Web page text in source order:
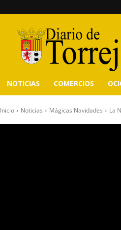
Diario
de
Torrejón
NOTICIAS COMERCIOS
Inicio Noticias Mágicas Navidades La